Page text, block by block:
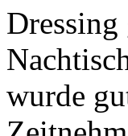
Dressing
wurde